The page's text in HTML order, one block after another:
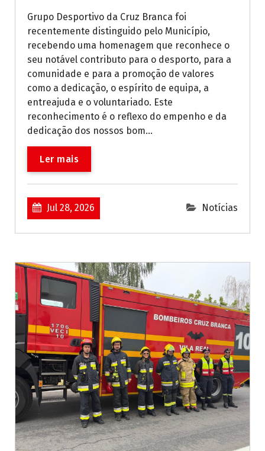
Grupo Desportivo da Cruz Branca foi
recentemente distinguido pelo Município,
recebendo uma homenagem que reconhece o
seu notável contributo para o desporto, para a
comunidade e para a promoção de valores
como a dedicação, o espírito de equipa, a
entreajuda e o voluntariado. Este
reconhecimento é o reflexo do empenho e da
dedicação dos nossos bom...
Ler mais
Jul 28, 2026 Notícias